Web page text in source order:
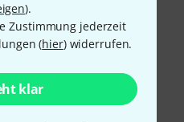
).
Zustimmung jederzeit
(hier) widerrufen.
klar